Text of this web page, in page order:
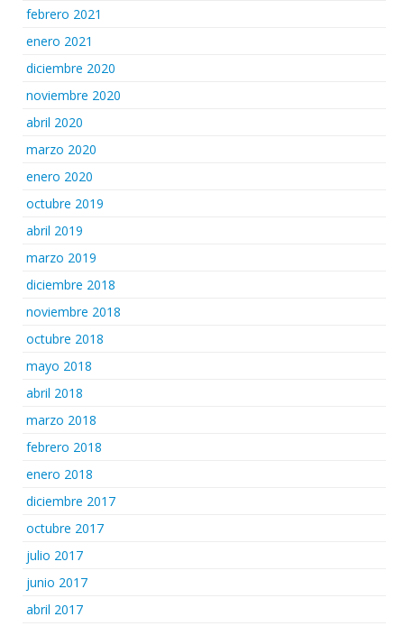
febrero 2021
enero 2021
diciembre 2020
noviembre 2020
abril 2020
marzo 2020
enero 2020
octubre 2019
abril 2019
marzo 2019
diciembre 2018
noviembre 2018
octubre 2018
mayo 2018
abril 2018
marzo 2018
febrero 2018
enero 2018
diciembre 2017
octubre 2017
julio 2017
junio 2017
abril 2017